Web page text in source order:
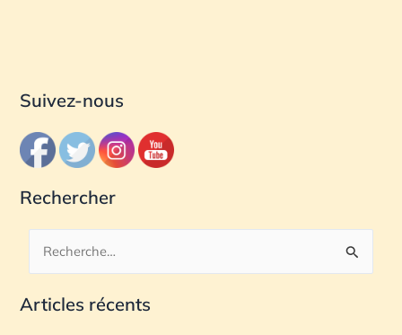
Suivez-nous
Rechercher
c
Articles récents